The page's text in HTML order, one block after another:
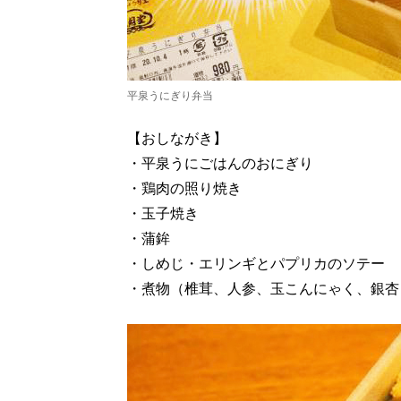
平泉うにぎり弁当
【おしながき】
・平泉うにごはんのおにぎり
・鶏肉の照り焼き
・玉子焼き
・蒲鉾
・しめじ・エリンギとパプリカのソテー
・煮物（椎茸、人参、玉こんにゃく、銀